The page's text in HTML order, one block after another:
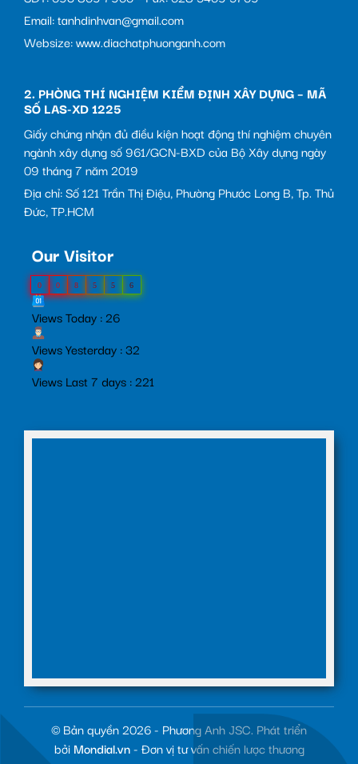
Email: tanhdinhvan@gmail.com
Websize: www.diachatphuonganh.com
2. PHÒNG THÍ NGHIỆM KIỂM ĐỊNH XÂY DỰNG – MÃ
SỐ LAS-XD 1225
Giấy chứng nhận đủ điều kiện hoạt động thí nghiệm chuyên
ngành xây dựng số 961/GCN-BXD của Bộ Xây dựng ngày
09 tháng 7 năm 2019
Địa chỉ: Số 121 Trần Thị Điệu, Phường Phước Long B, Tp. Thủ
Đức, TP.HCM
Our Visitor
0 0 8 5 5 6
Views Today : 26
Views Yesterday : 32
Views Last 7 days : 221
© Bản quyền 2026 - Phương Anh JSC. Phát triển
bởi Mondial.vn- Đơn vị tư vấn chiến lược thương